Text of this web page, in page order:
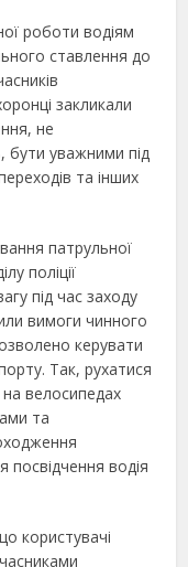
роботи водіям
ставлення до
закликали
не
бути уважними під
та інших
патрульної
поліції
під час заходу
вимоги чинного
керувати
Так, рухатися
велосипедах
та
посвідчення водія
користувачі